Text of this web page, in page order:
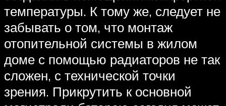
температуры. К тому же, следует не
забывать о том, что монтаж
отопительной системы в жилом
доме с помощью радиаторов не так
сложен, с технической точки
зрения. Прикрутить к основной